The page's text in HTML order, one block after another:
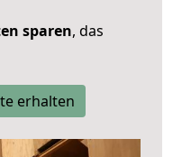
sparen, das
erhalten